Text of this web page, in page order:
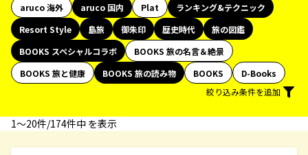
aruco 海外
aruco 国内 Plat
ランキング&テクニック
Resort Style
島旅 御朱印 歴史時代
旅の図鑑
BOOKS スペシャルコラボ
BOOKS 旅の名言＆絶景
BOOKS 旅と健康
BOOKS 旅の読み物 BOOKS
D-Books
絞り込み条件を追加
1〜20件/174件中 を表示